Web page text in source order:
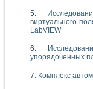
виртуального
LabVIEW
упорядоченных
Комплекс